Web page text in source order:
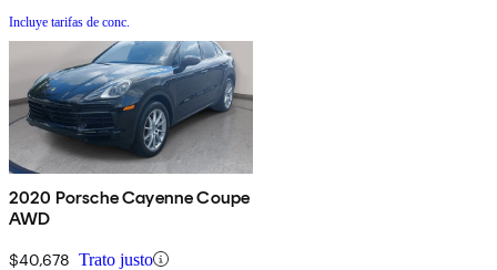
Incluye tarifas de conc.
2020 Porsche Cayenne Coupe
AWD
$40,678 Trato justo